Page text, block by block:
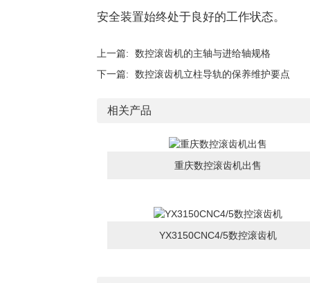
安全装置始终处于良好的工作状态。
上一篇:
数控滚齿机的主轴与进给轴规格
下一篇:
数控滚齿机立柱导轨的保养维护要点
相关产品
重庆数控滚齿机出售
YX3150CNC4/5数控滚齿机